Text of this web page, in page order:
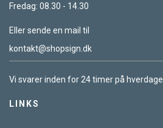
Fredag: 08.30 - 14.30
Eller sende en mail til
kontakt@shopsign.dk
Vi svarer inden for 24 timer på hverdage
LINKS